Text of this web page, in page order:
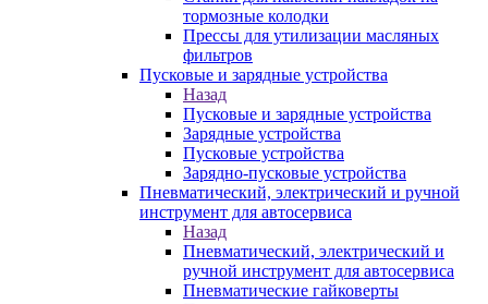
тормозные колодки
Прессы для утилизации масляных
фильтров
Пусковые и зарядные устройства
Назад
Пусковые и зарядные устройства
Зарядные устройства
Пусковые устройства
Зарядно-пусковые устройства
Пневматический, электрический и ручной
инструмент для автосервиса
Назад
Пневматический, электрический и
ручной инструмент для автосервиса
Пневматические гайковерты